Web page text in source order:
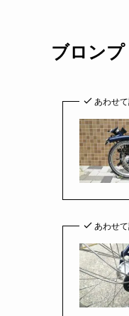
ブロン
あわせ
あわせ